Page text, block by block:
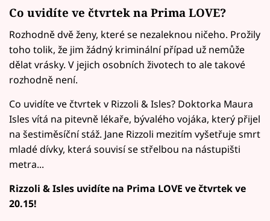
Co uvidíte ve čtvrtek na Prima LOVE?
Rozhodně dvě ženy, které se nezaleknou ničeho. Prožily
toho tolik, že jim žádný kriminální případ už nemůže
dělat vrásky. V jejich osobních životech to ale takové
rozhodně není.
Co uvidíte ve čtvrtek v Rizzoli & Isles? Doktorka Maura
Isles vítá na pitevně lékaře, bývalého vojáka, který přijel
na šestiměsíční stáž. Jane Rizzoli mezitím vyšetřuje smrt
mladé dívky, která souvisí se střelbou na nástupišti
metra...
Rizzoli & Isles uvidíte na Prima LOVE ve čtvrtek ve
20.15!